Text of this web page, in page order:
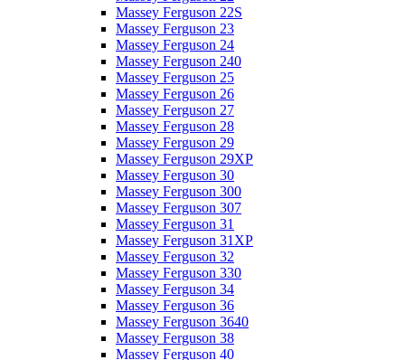
Massey Ferguson 22S
Massey Ferguson 23
Massey Ferguson 24
Massey Ferguson 240
Massey Ferguson 25
Massey Ferguson 26
Massey Ferguson 27
Massey Ferguson 28
Massey Ferguson 29
Massey Ferguson 29XP
Massey Ferguson 30
Massey Ferguson 300
Massey Ferguson 307
Massey Ferguson 31
Massey Ferguson 31XP
Massey Ferguson 32
Massey Ferguson 330
Massey Ferguson 34
Massey Ferguson 36
Massey Ferguson 3640
Massey Ferguson 38
Massey Ferguson 40